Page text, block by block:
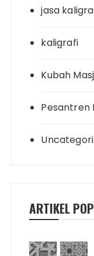
jasa
kaligrafi
Kubah
Pesantren
ARTIKEL